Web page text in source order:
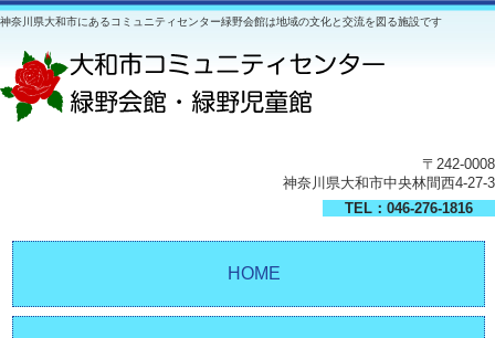
神奈川県大和市にあるコミュニティセンター緑野会館は地域の文化と交流を図る施設です
〒242-0008
神奈川県大和市中央林間西4-27-3
TEL：046-276-1816
HOME